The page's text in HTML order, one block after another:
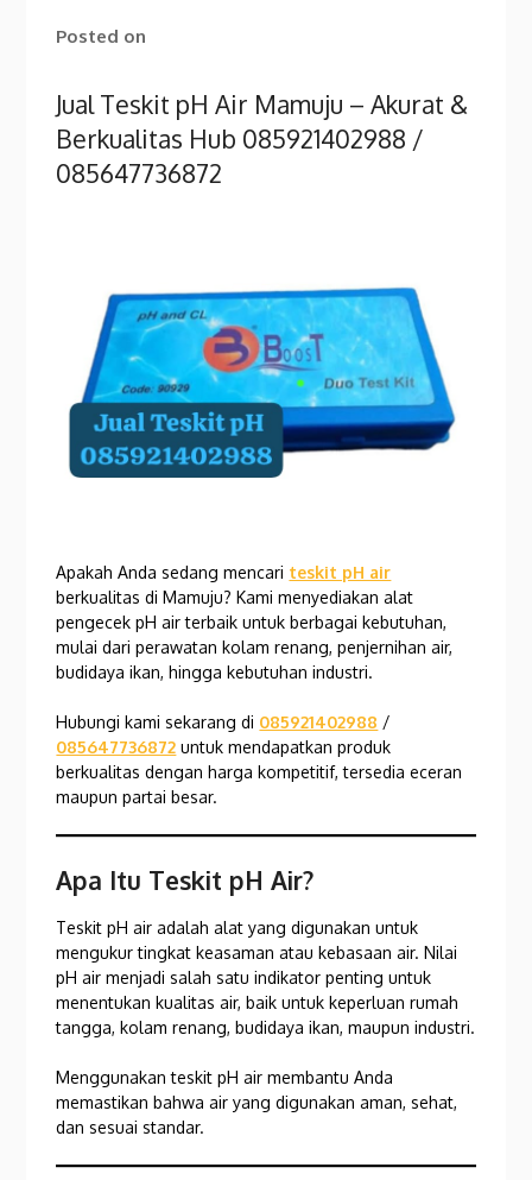
Posted on
Jual Teskit pH Air Mamuju – Akurat &
Berkualitas Hub 085921402988 /
085647736872
Apakah Anda sedang mencari teskit pH air
berkualitas di Mamuju? Kami menyediakan alat
pengecek pH air terbaik untuk berbagai kebutuhan,
mulai dari perawatan kolam renang, penjernihan air,
budidaya ikan, hingga kebutuhan industri.
Hubungi kami sekarang di 085921402988 /
085647736872 untuk mendapatkan produk
berkualitas dengan harga kompetitif, tersedia eceran
maupun partai besar.
Apa Itu Teskit pH Air?
Teskit pH air adalah alat yang digunakan untuk
mengukur tingkat keasaman atau kebasaan air. Nilai
pH air menjadi salah satu indikator penting untuk
menentukan kualitas air, baik untuk keperluan rumah
tangga, kolam renang, budidaya ikan, maupun industri.
Menggunakan teskit pH air membantu Anda
memastikan bahwa air yang digunakan aman, sehat,
dan sesuai standar.